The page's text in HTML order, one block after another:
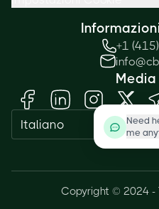
+1
Italiano
Copyright © 2024 -
Need
me